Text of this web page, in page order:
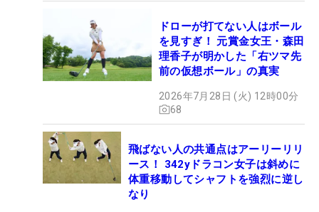
ドローが打てない人はボール
を見すぎ！ 元賞金女王・森田
理香子が明かした「右ツマ先
前の仮想ボール」の真実
2026年7月28日 (火) 12時00分
68
飛ばない人の共通点はアーリーリリ
ース！ 342yドラコン女子は斜めに
体重移動してシャフトを強烈に逆し
なり